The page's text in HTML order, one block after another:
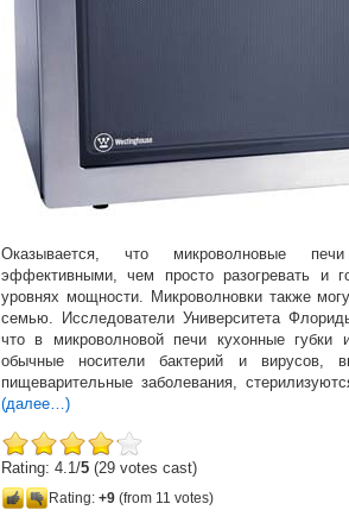
Оказывается, что микроволновые
эффективными, чем просто разогревать и
уровнях мощности. Микроволновки также
семью. Исследователи Университета
что в микроволновой печи кухонные губки
обычные носители бактерий и вирусов,
пищеварительные заболевания,
(далее…)
Rating: 4.1/5 (29 votes cast)
Rating: +9 (from 11 votes)